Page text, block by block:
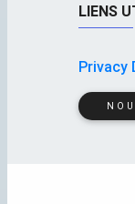
LIENS
Privacy